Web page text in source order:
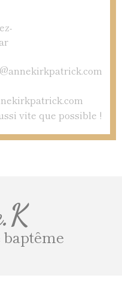
vite que possible !